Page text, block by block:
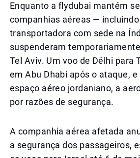
Enquanto a flydubai mantém
companhias aéreas —
transportadora com sede na
suspenderam
Tel Aviv. Um voo de Délhi para
em Abu Dhabi após o ataque,
espaço aéreo jordaniano, a
por razões de segurança.
A companhia aérea afetada
a segurança dos passageiros,